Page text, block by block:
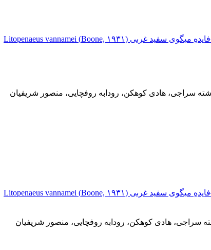
سراجی، هادی کوهکن، رودابه روفچایی، منصور شریفیان
هادی کوهکن، رودابه روفچایی، منصور شریفیان